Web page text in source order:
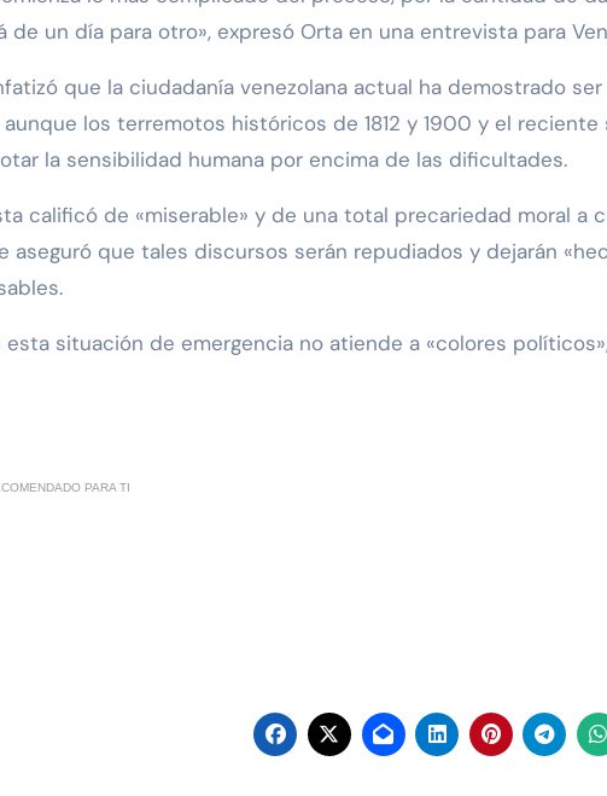
de un día para otro», expresó Orta en una entrevista para
que la ciudadanía venezolana actual ha demostrado
los terremotos históricos de 1812 y 1900 y el
la sensibilidad humana por encima de las dificultades.
calificó de «miserable» y de una total precariedad moral
aseguró que tales discursos serán repudiados y dejarán
situación de emergencia no atiende a «colores
PARA TI